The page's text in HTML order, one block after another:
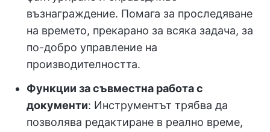
възнаграждение. Помага за проследяване
на времето, прекарано за всяка задача, за
по-добро управление на
производителността.
Функции за съвместна работа с
документи: Инструментът трябва да
позволява редактиране в реално време,